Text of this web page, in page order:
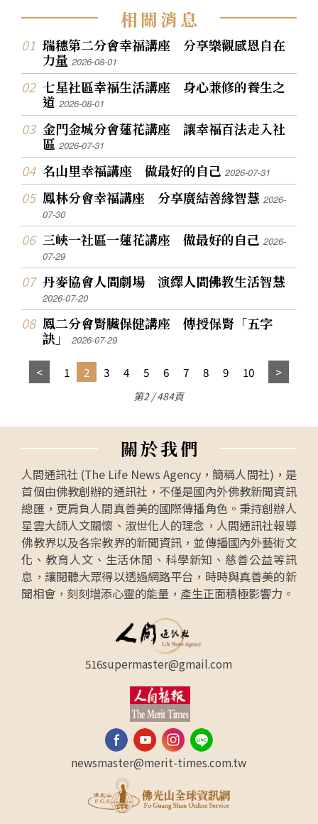
相關消息
瑞穗第二分會幸福講座 分享樂觀感恩自在
力量2026-08-01
七星社區幸福生活講座 身心兼修的養生之
道2026-08-01
金門金城分會蓮花講座 讓幸福百法走入社
區2026-07-31
名山里幸福講座 做最好的自己2026-07-31
鳳林分會幸福講座 分享廣結善緣智慧2026-
07-30
三峽一社區一蓮花講座 做最好的自己2026-
07-29
丹麥協會人間劇場 演繹人間佛教生活智慧
2026-07-20
鳳二分會腎臟保健講座 傳授保腎「五字
訣」2026-07-29
1 2 3 4 5 6 7 8 9 10
第2 / 484頁
關於我們
人間通訊社 (The Life News Agency，簡稱人間社)，是
首個由佛教創辦的通訊社，不僅是國內外佛教新聞資訊
總匯，更肩負人間真善美的國際傳播角色。秉持創辦人
星雲大師人文關懷、淑世化人的理念，人間通訊社報導
佛教界以及各宗教界的新聞資訊，並傳播國內外藝術文
化、教育人文、生活休閒、科學新知、慈善公益等訊
息，讓閱聽大眾得以透過網路平台，時時與真善美的新
聞相會，刻刻增添心靈的能量，產生正面積極影響力。
516supermaster@gmail.com
newsmaster@merit-times.com.tw